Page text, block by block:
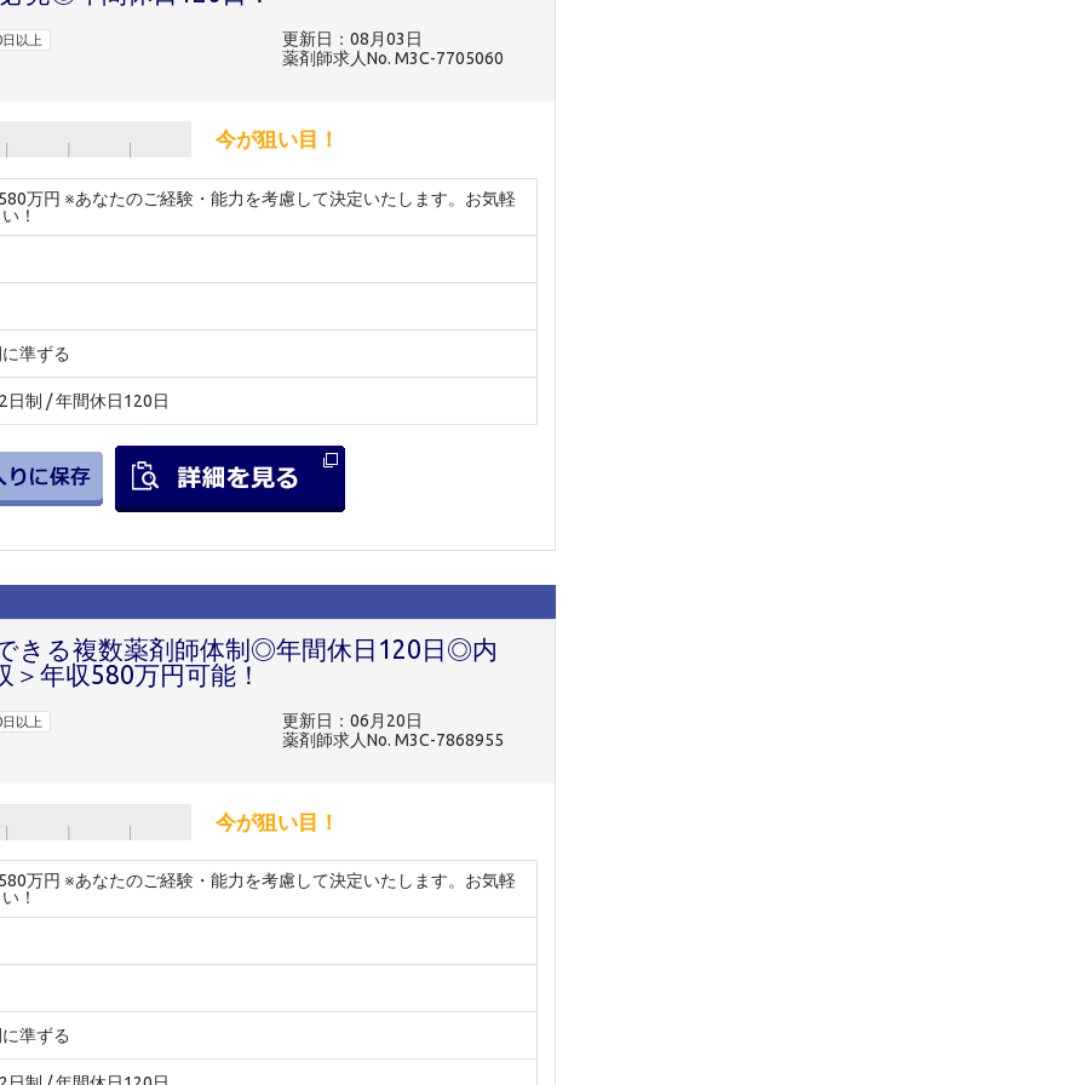
以上
更新日：08月03日
薬剤師求人No. M3C-7705060
今が狙い目！
万円 ※あなたのご経験・能力を考慮して決定いたします。お気軽
！
準ずる
日制 / 年間休日120日
きる複数薬剤師体制◎年間休日120日◎内
年収580万円可能！
以上
更新日：06月20日
薬剤師求人No. M3C-7868955
今が狙い目！
万円 ※あなたのご経験・能力を考慮して決定いたします。お気軽
！
準ずる